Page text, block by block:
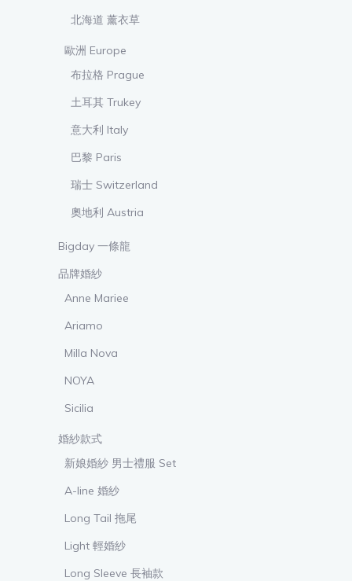
北海道 薰衣草
歐洲 Europe
布拉格 Prague
土耳其 Trukey
意大利 Italy
巴黎 Paris
瑞士 Switzerland
奧地利 Austria
Bigday 一條龍
品牌婚紗
Anne Mariee
Ariamo
Milla Nova
NOYA
Sicilia
婚紗款式
新娘婚紗 男士禮服 Set
A-line 婚紗
Long Tail 拖尾
Light 輕婚紗
Long Sleeve 長袖款